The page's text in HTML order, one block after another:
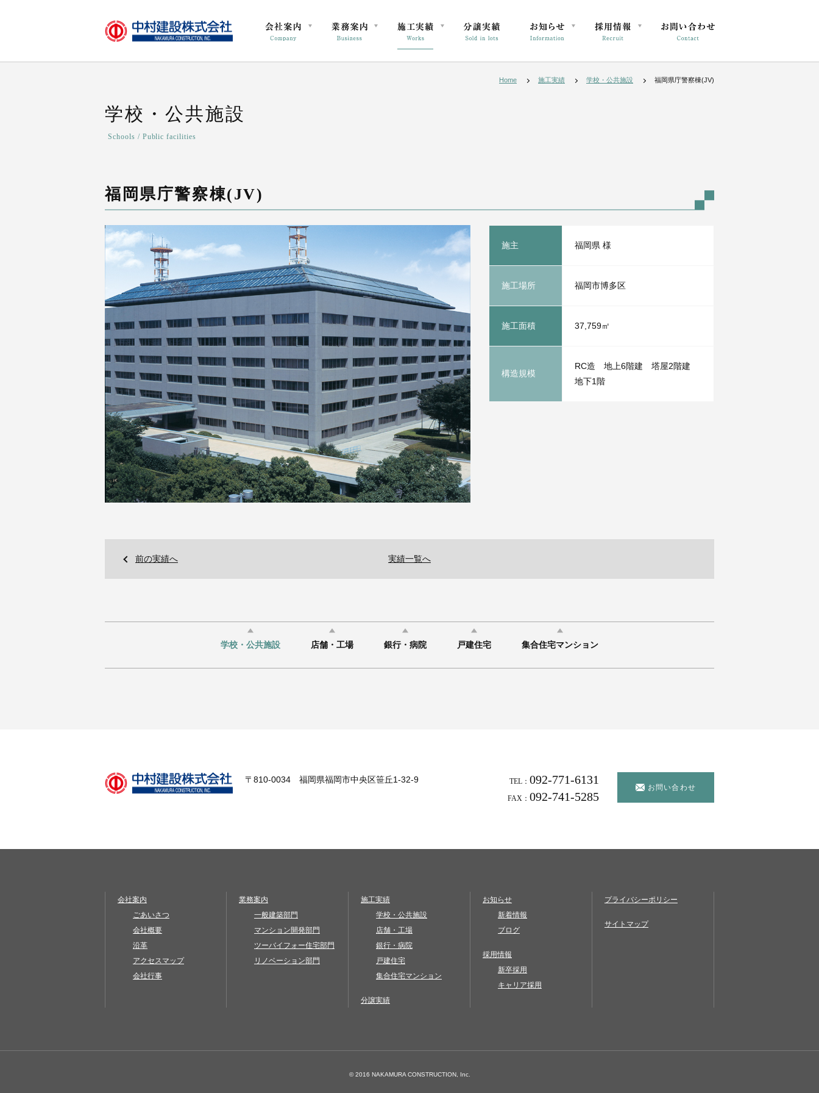
Home 施工実績 学校・公共施設 福岡県庁警察棟(JV)
学校・公共施設
Schools / Public facilities
福岡県庁警察棟(JV)
施主 福岡県 様
施工場所 福岡市博多区
施工面積 37,759㎡
構造規模
RC造 地上6階建 塔屋2階建
地下1階
前の実績へ 実績一覧へ
学校・公共施設 店舗・工場 銀行・病院 戸建住宅 集合住宅マンション
〒810-0034 福岡県福岡市中央区笹丘1-32-9 TEL： 092-771-6131
FAX： 092-741-5285
お問い合わせ
会社案内
ごあいさつ
会社概要
沿革
アクセスマップ
会社行事
業務案内
一般建築部門
マンション開発部門
ツーバイフォー住宅部門
リノベーション部門
施工実績
学校・公共施設
店舗・工場
銀行・病院
戸建住宅
集合住宅マンション
分譲実績
お知らせ
新着情報
ブログ
採用情報
新卒採用
キャリア採用
プライバシーポリシー
サイトマップ
© 2016 NAKAMURA CONSTRUCTION, Inc.